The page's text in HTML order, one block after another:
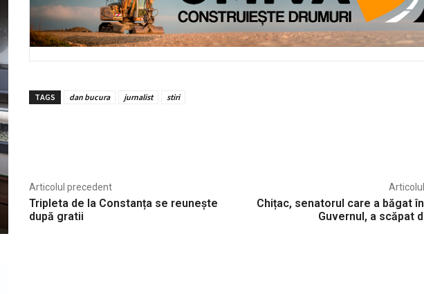
TAGS dan bucura jurnalist stiri
Articolul precedent
Tripleta de la Constanța se reunește
după gratii
Chițac, senatorul care a băgat
Guvernul, a scăpat